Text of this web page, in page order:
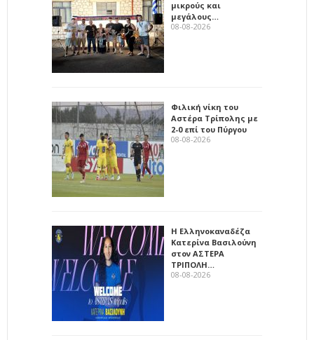
μικρούς και
μεγάλους…
08-08-2026
Φιλική νίκη του
Αστέρα Τρίπολης με
2-0 επί του Πύργου
08-08-2026
Η Ελληνοκαναδέζα
Κατερίνα Βασιλούνη
στον ΑΣΤΕΡΑ
ΤΡΙΠΟΛΗ…
08-08-2026